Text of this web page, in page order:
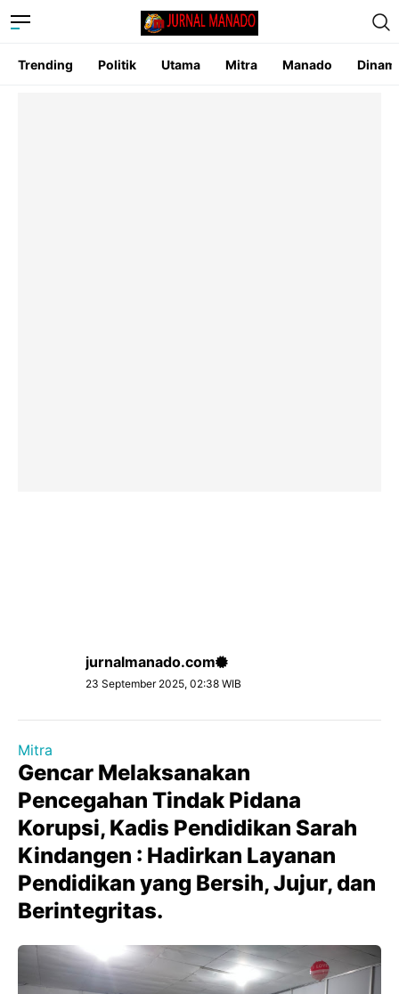
Trending Politik Utama Mitra Manado
jurnalmanado.com
23 September 2025, 02:38 WIB
Mitra
Gencar Melaksanakan
Pencegahan Tindak Pidana
Korupsi, Kadis Pendidikan Sarah
Kindangen : Hadirkan Layanan
Pendidikan yang Bersih, Jujur, dan
Berintegritas.